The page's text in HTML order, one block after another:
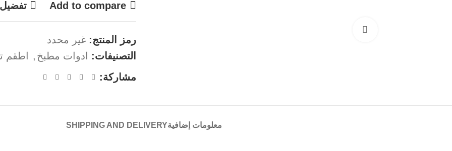
Add to compare تفضيل
رمز المنتج: غير محدد
التصنيفات:
ادوات مطبخ ,
اطقم
مشاركة:
معلومات إضافيةSHIPPING AND DELIVERY